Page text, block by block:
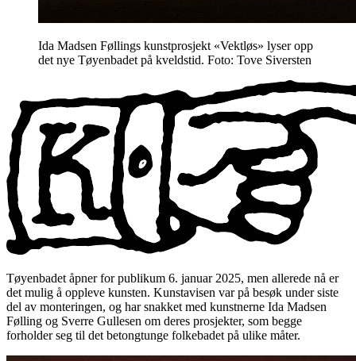
Ida Madsen Føllings kunstprosjekt «Vektløs» lyser opp
det nye Tøyenbadet på kveldstid. Foto: Tove Siversten
Tøyenbadet åpner for publikum 6. januar 2025, men allerede nå er
det mulig å oppleve kunsten. Kunstavisen var på besøk under siste
del av monteringen, og har snakket med kunstnerne Ida Madsen
Følling og Sverre Gullesen om deres prosjekter, som begge
forholder seg til det betongtunge folkebadet på ulike måter.